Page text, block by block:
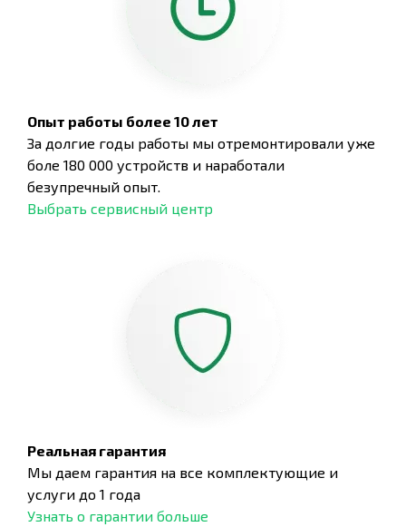
Опыт работы более 10 лет
За долгие годы работы мы отремонтировали уже
боле 180 000 устройств и наработали
безупречный опыт.
Выбрать сервисный центр
Реальная гарантия
Мы даем гарантия на все комплектующие и
услуги до 1 года
Узнать о гарантии больше